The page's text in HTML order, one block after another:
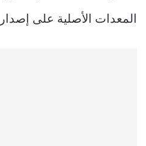
المعدات الأصلية على